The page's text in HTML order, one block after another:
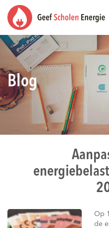
Blog
Op
de